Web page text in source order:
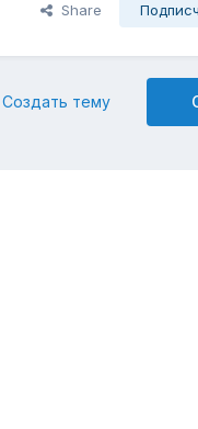
Share
Создать тему